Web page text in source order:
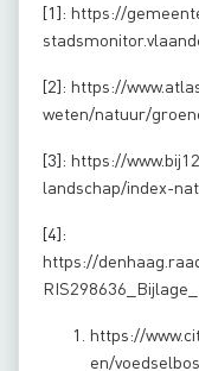
[1]: https://
[2]: https://
weten/natuur/
[3]: https://
landschap/index-
[4]:
https://
https://
en/